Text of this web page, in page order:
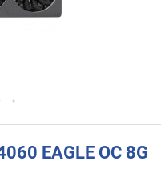
EAGLE OC 8G